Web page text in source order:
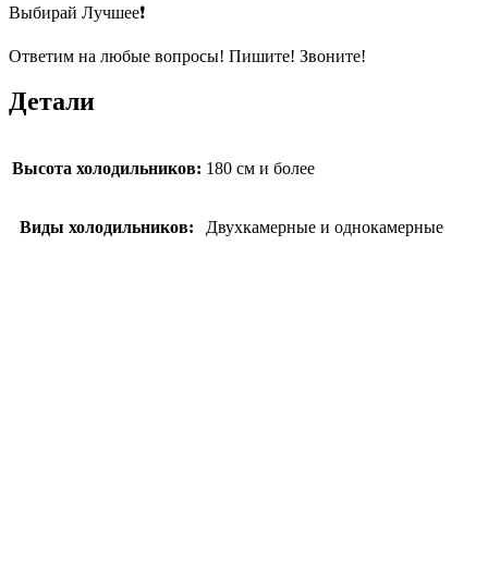
Выбирай Лучшее❗
Ответим на любые вопросы! Пишите! Звоните!
Детали
Высота холодильников: 180 см и более
Виды холодильников: Двухкамерные и однокамерные